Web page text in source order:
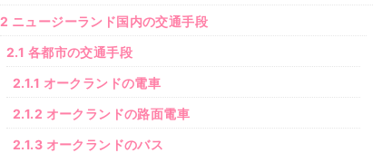
2 ニュージーランド国内の交通手段
2.1 各都市の交通手段
2.1.1 オークランドの電車
2.1.2 オークランドの路面電車
2.1.3 オークランドのバス